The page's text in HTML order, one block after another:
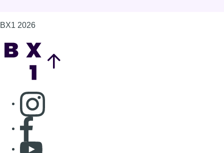
BX1 2026
Consulter page Instagram
Consulter page Facebook
Consulter Youtube